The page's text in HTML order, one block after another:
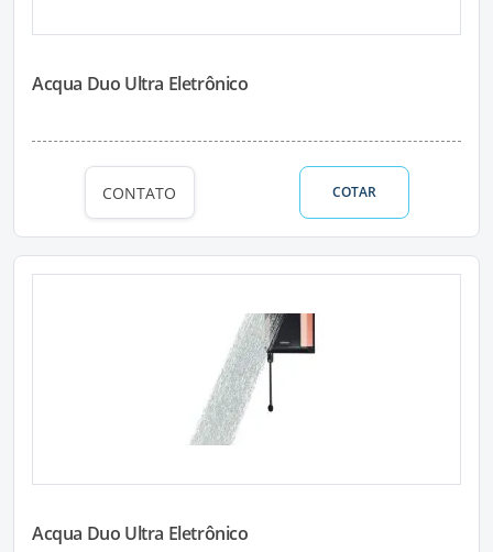
Acqua Duo Ultra Eletrônico
CONTATO COTAR
Acqua Duo Ultra Eletrônico